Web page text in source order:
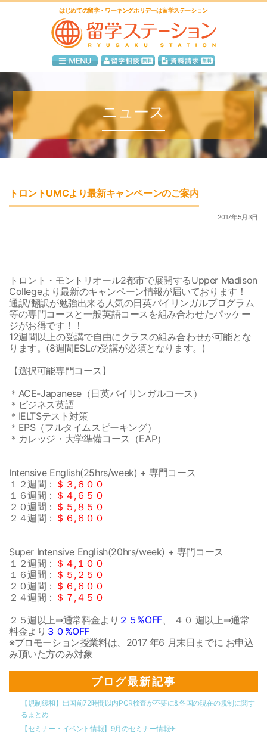
はじめての留学・ワーキングホリデーは留学ステーション
ニュース
トロントUMCより最新キャンペーンのご案内
2017年5月3日
トロント・モントリオール2都市で展開するUpper Madison
Collegeより最新のキャンペーン情報が届いております！
通訳/翻訳が勉強出来る人気の日英バイリンガルプログラム
等の専門コースと一般英語コースを組み合わせたパッケー
ジがお得です！！
12週間以上の受講で自由にクラスの組み合わせが可能とな
ります。(8週間ESLの受講が必須となります。)
【選択可能専門コース】
＊ACE-Japanese（日英バイリンガルコース）
＊ビジネス英語
＊IELTSテスト対策
＊EPS（フルタイムスピーキング）
＊カレッジ・大学準備コース（EAP）
Intensive English(25hrs/week) + 専門コース
１２週間： ＄３,６００
１６週間： ＄４,６５０
２０週間： ＄５,８５０
２４週間： ＄６,６００
Super Intensive English(20hrs/week) + 専門コース
１２週間： ＄４,１００
１６週間： ＄５,２５０
２０週間： ＄６,６００
２４週間： ＄７,４５０
２５週以上⇛通常料金より ２５ %OFF、 ４０ 週以上⇛通常
料金より ３０ %OFF
※プロモーション授業料は、 2017 年6 月末日までに お申込
み頂いた方のみ対象
ブログ最新記事
【規制緩和】出国前72時間以内PCR検査が不要に&各国の現在の規制に関す
るまとめ
【セミナー・イベント情報】9月のセミナー情報✈︎